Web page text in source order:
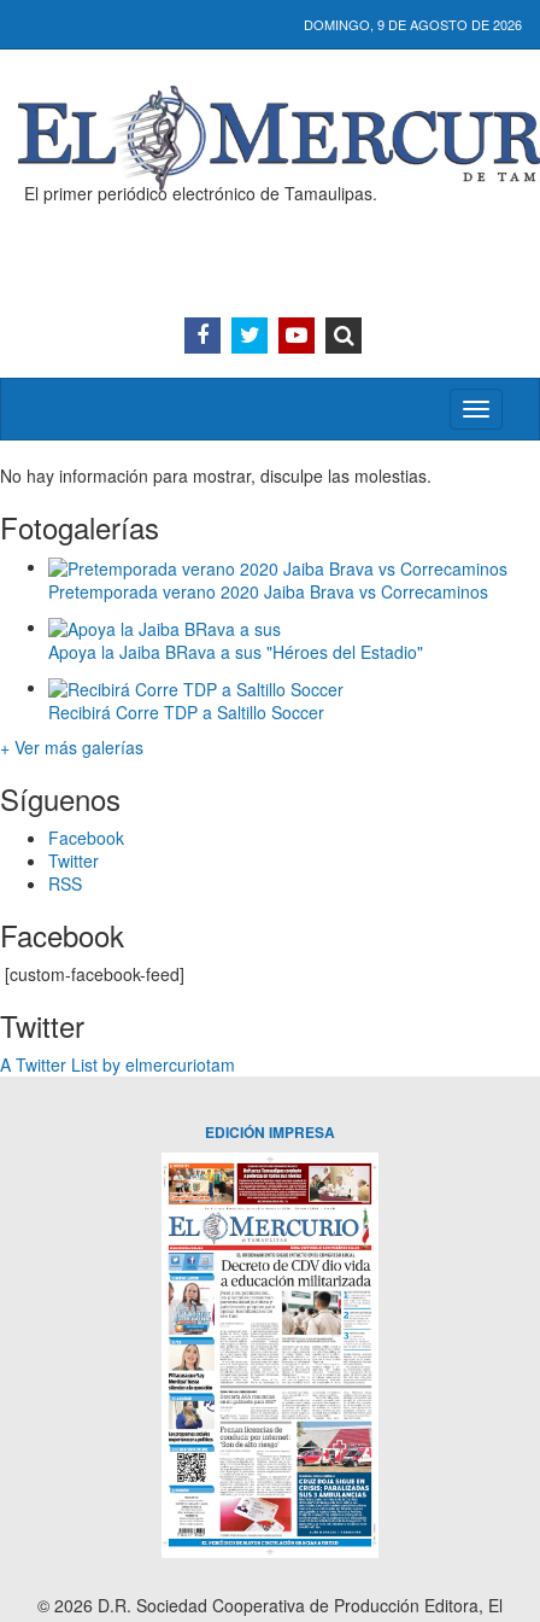
DOMINGO, 9 DE AGOSTO DE 2026
El primer periódico electrónico de Tamaulipas.
Activar/
menú
No hay información para mostrar, disculpe las molestias.
Fotogalerías
Pretemporada verano 2020 Jaiba Brava vs Correcaminos
Apoya la Jaiba BRava a sus "Héroes del Estadio"
Recibirá Corre TDP a Saltillo Soccer
+ Ver más galerías
Síguenos
Facebook
Twitter
RSS
Facebook
[custom-facebook-feed]
Twitter
A Twitter List by elmercuriotam
EDICIÓN IMPRESA
© 2026 D.R. Sociedad Cooperativa de Producción Editora, El